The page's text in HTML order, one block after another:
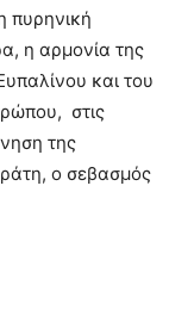
πυρηνική
η αρμονία της
και του
στις
της
ο σεβασμός